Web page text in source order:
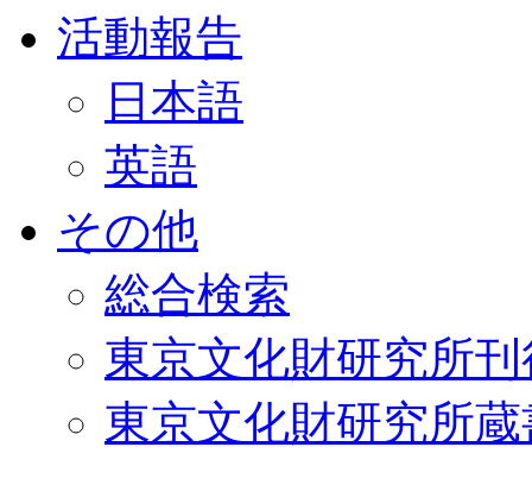
活動報告
日本語
英語
その他
総合検索
東京文化財研究所
東京文化財研究所